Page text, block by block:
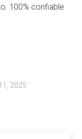
100% confiable
2025